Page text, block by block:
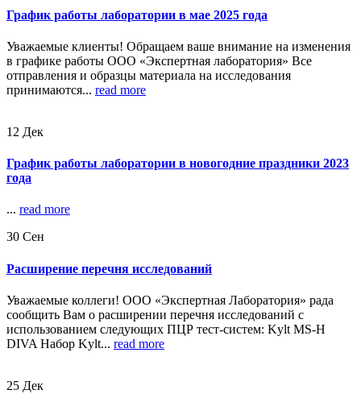
График работы лаборатории в мае 2025 года
Уважаемые клиенты! Обращаем ваше внимание на изменения
в графике работы ООО «Экспертная лаборатория» Все
отправления и образцы материала на исследования
принимаются... read more
12 Дек
График работы лаборатории в новогодние праздники 2023
года
... read more
30 Сен
Расширение перечня исследований
Уважаемые коллеги! ООО «Экспертная Лаборатория» рада
сообщить Вам о расширении перечня исследований с
использованием следующих ПЦР тест-систем: Kylt MS-H
DIVA Набор Kylt... read more
25 Дек